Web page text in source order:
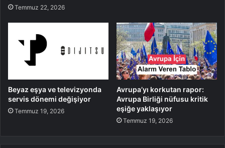
Temmuz 22, 2026
Beyaz eşya ve televizyonda
servis dönemi değişiyor
Temmuz 19, 2026
Avrupa’yı korkutan rapor:
Avrupa Birliği nüfusu kritik
eşiğe yaklaşıyor
Temmuz 19, 2026